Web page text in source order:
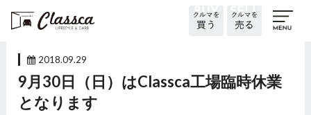
2018.09.29
9月30日（日）はClassca工場臨時休業
となります